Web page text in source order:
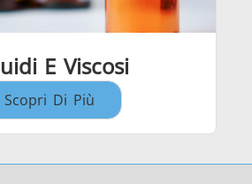
E Viscosi
Scopri Di Più